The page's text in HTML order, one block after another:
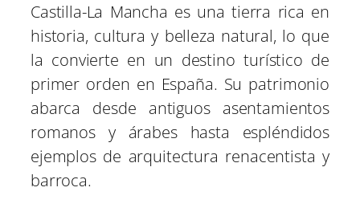
Castilla-La Mancha es una tierra rica en
historia, cultura y belleza natural, lo que
la convierte en un destino turístico de
primer orden en España. Su patrimonio
abarca desde antiguos asentamientos
romanos y árabes hasta espléndidos
ejemplos de arquitectura renacentista y
barroca.